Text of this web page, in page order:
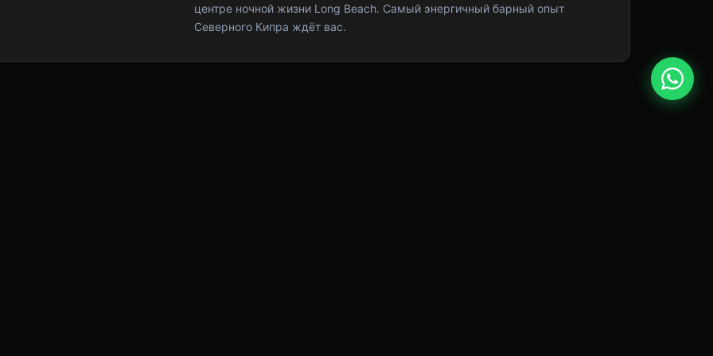
центре ночной жизни Long Beach. Самый энергичный барный опыт
Северного Кипра ждёт вас.